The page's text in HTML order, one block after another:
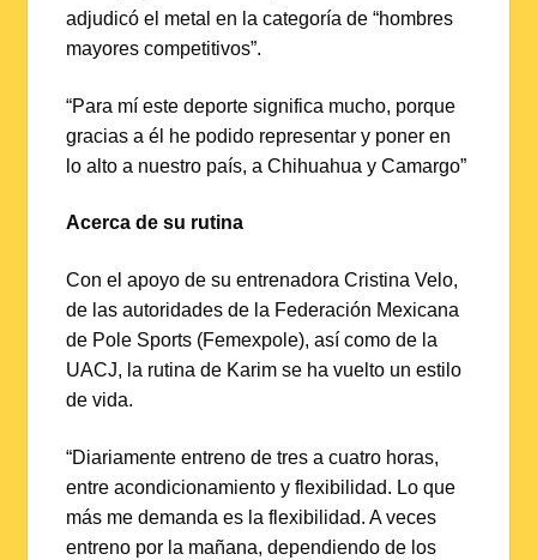
adjudicó el metal en la categoría de “hombres
mayores competitivos”.
“Para mí este deporte significa mucho, porque
gracias a él he podido representar y poner en
lo alto a nuestro país, a Chihuahua y Camargo”
Acerca de su rutina
Con el apoyo de su entrenadora Cristina Velo,
de las autoridades de la Federación Mexicana
de Pole Sports (Femexpole), así como de la
UACJ, la rutina de Karim se ha vuelto un estilo
de vida.
“Diariamente entreno de tres a cuatro horas,
entre acondicionamiento y flexibilidad. Lo que
más me demanda es la flexibilidad. A veces
entreno por la mañana, dependiendo de los